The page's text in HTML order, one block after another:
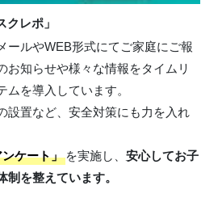
レポ」
ールやWEB形式にてご家庭にご報
お知らせや様々な情報をタイムリ
を導入しています。
設置など、安全対策にも力を入れ
ケート」を実施し、 安心してお子
を整えています。